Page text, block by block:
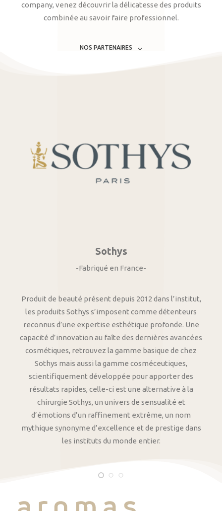
company, venez découvrir la délicatesse des produits
combinée au savoir faire professionnel.
NOS PARTENAIRES
Sothys
-Fabriqué en France-
Produit de beauté présent depuis 2012 dans l’institut,
les produits Sothys s’imposent comme détenteurs
reconnus d’une expertise esthétique profonde. Une
capacité d’innovation au faîte des dernières avancées
cosmétiques, retrouvez la gamme basique de chez
Sothys mais aussi la gamme cosméceutiques,
scientifiquement développée pour apporter des
résultats rapides, celle-ci est une alternative à la
chirurgie Sothys, un univers de sensualité et
d’émotions d’un raffinement extrême, un nom
mythique synonyme d’excellence et de prestige dans
les instituts du monde entier.